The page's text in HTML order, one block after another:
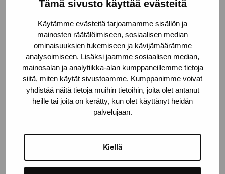
Tämä sivusto käyttää evästeitä
Käytämme evästeitä tarjoamamme sisällön ja
mainosten räätälöimiseen, sosiaalisen median
ominaisuuksien tukemiseen ja kävijämäärämme
analysoimiseen. Lisäksi jaamme sosiaalisen median,
mainosalan ja analytiikka-alan kumppaneillemme tietoja
siitä, miten käytät sivustoamme. Kumppanimme voivat
yhdistää näitä tietoja muihin tietoihin, joita olet antanut
heille tai joita on kerätty, kun olet käyttänyt heidän
palvelujaan.
Kiellä